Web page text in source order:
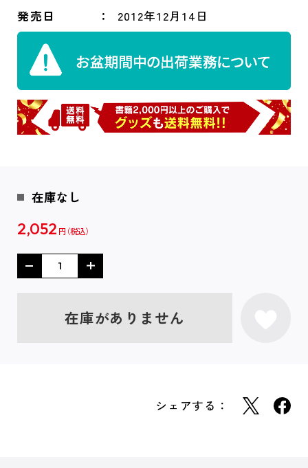
発売日 2012年12月14日
在庫なし
2,052 円
在庫がありません
シェアする：